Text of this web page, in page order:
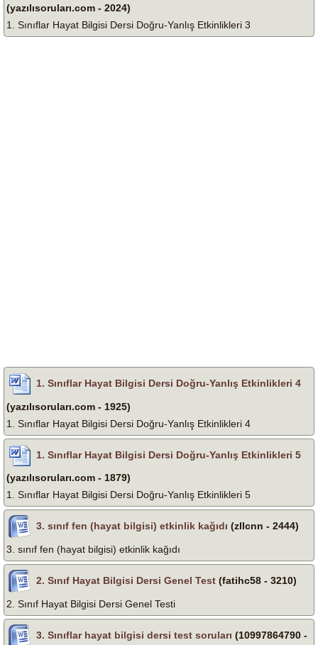
(yazılısoruları.com - 2024)
1. Sınıflar Hayat Bilgisi Dersi Doğru-Yanlış Etkinlikleri 3
1. Sınıflar Hayat Bilgisi Dersi Doğru-Yanlış Etkinlikleri 4
(yazılısoruları.com - 1925)
1. Sınıflar Hayat Bilgisi Dersi Doğru-Yanlış Etkinlikleri 4
1. Sınıflar Hayat Bilgisi Dersi Doğru-Yanlış Etkinlikleri 5
(yazılısoruları.com - 1879)
1. Sınıflar Hayat Bilgisi Dersi Doğru-Yanlış Etkinlikleri 5
3. sınıf fen (hayat bilgisi) etkinlik kağıdı (zllcnn - 2444)
3. sınıf fen (hayat bilgisi) etkinlik kağıdı
2. Sınıf Hayat Bilgisi Dersi Genel Test (fatihc58 - 3210)
2. Sınıf Hayat Bilgisi Dersi Genel Testi
3. Sınıflar hayat bilgisi dersi test soruları (10997864790 -